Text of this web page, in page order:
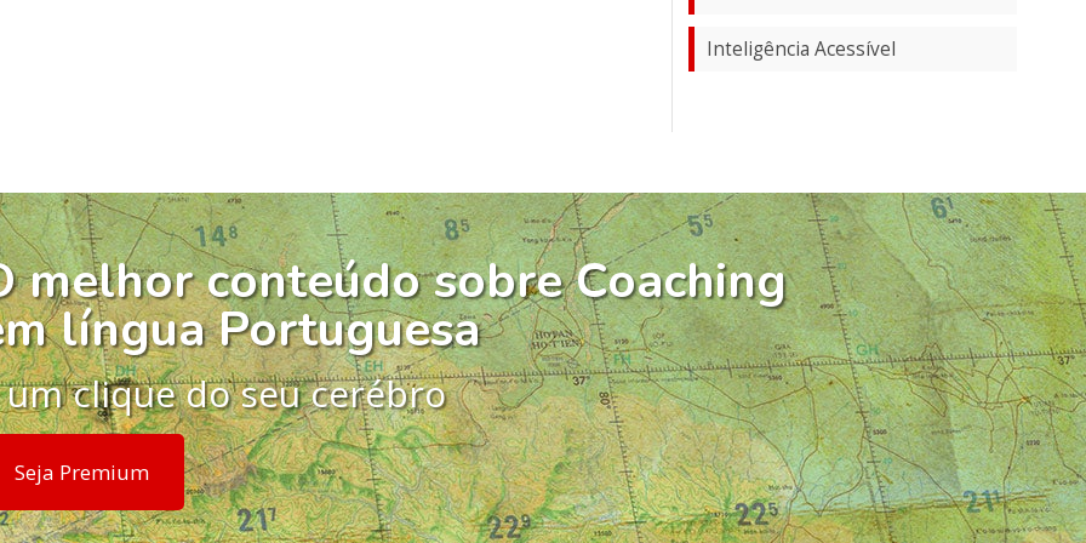
Inteligência Acessível
melhor conteúdo sobre Coaching
língua Portuguesa
um clique do seu cerébro
Seja Premium